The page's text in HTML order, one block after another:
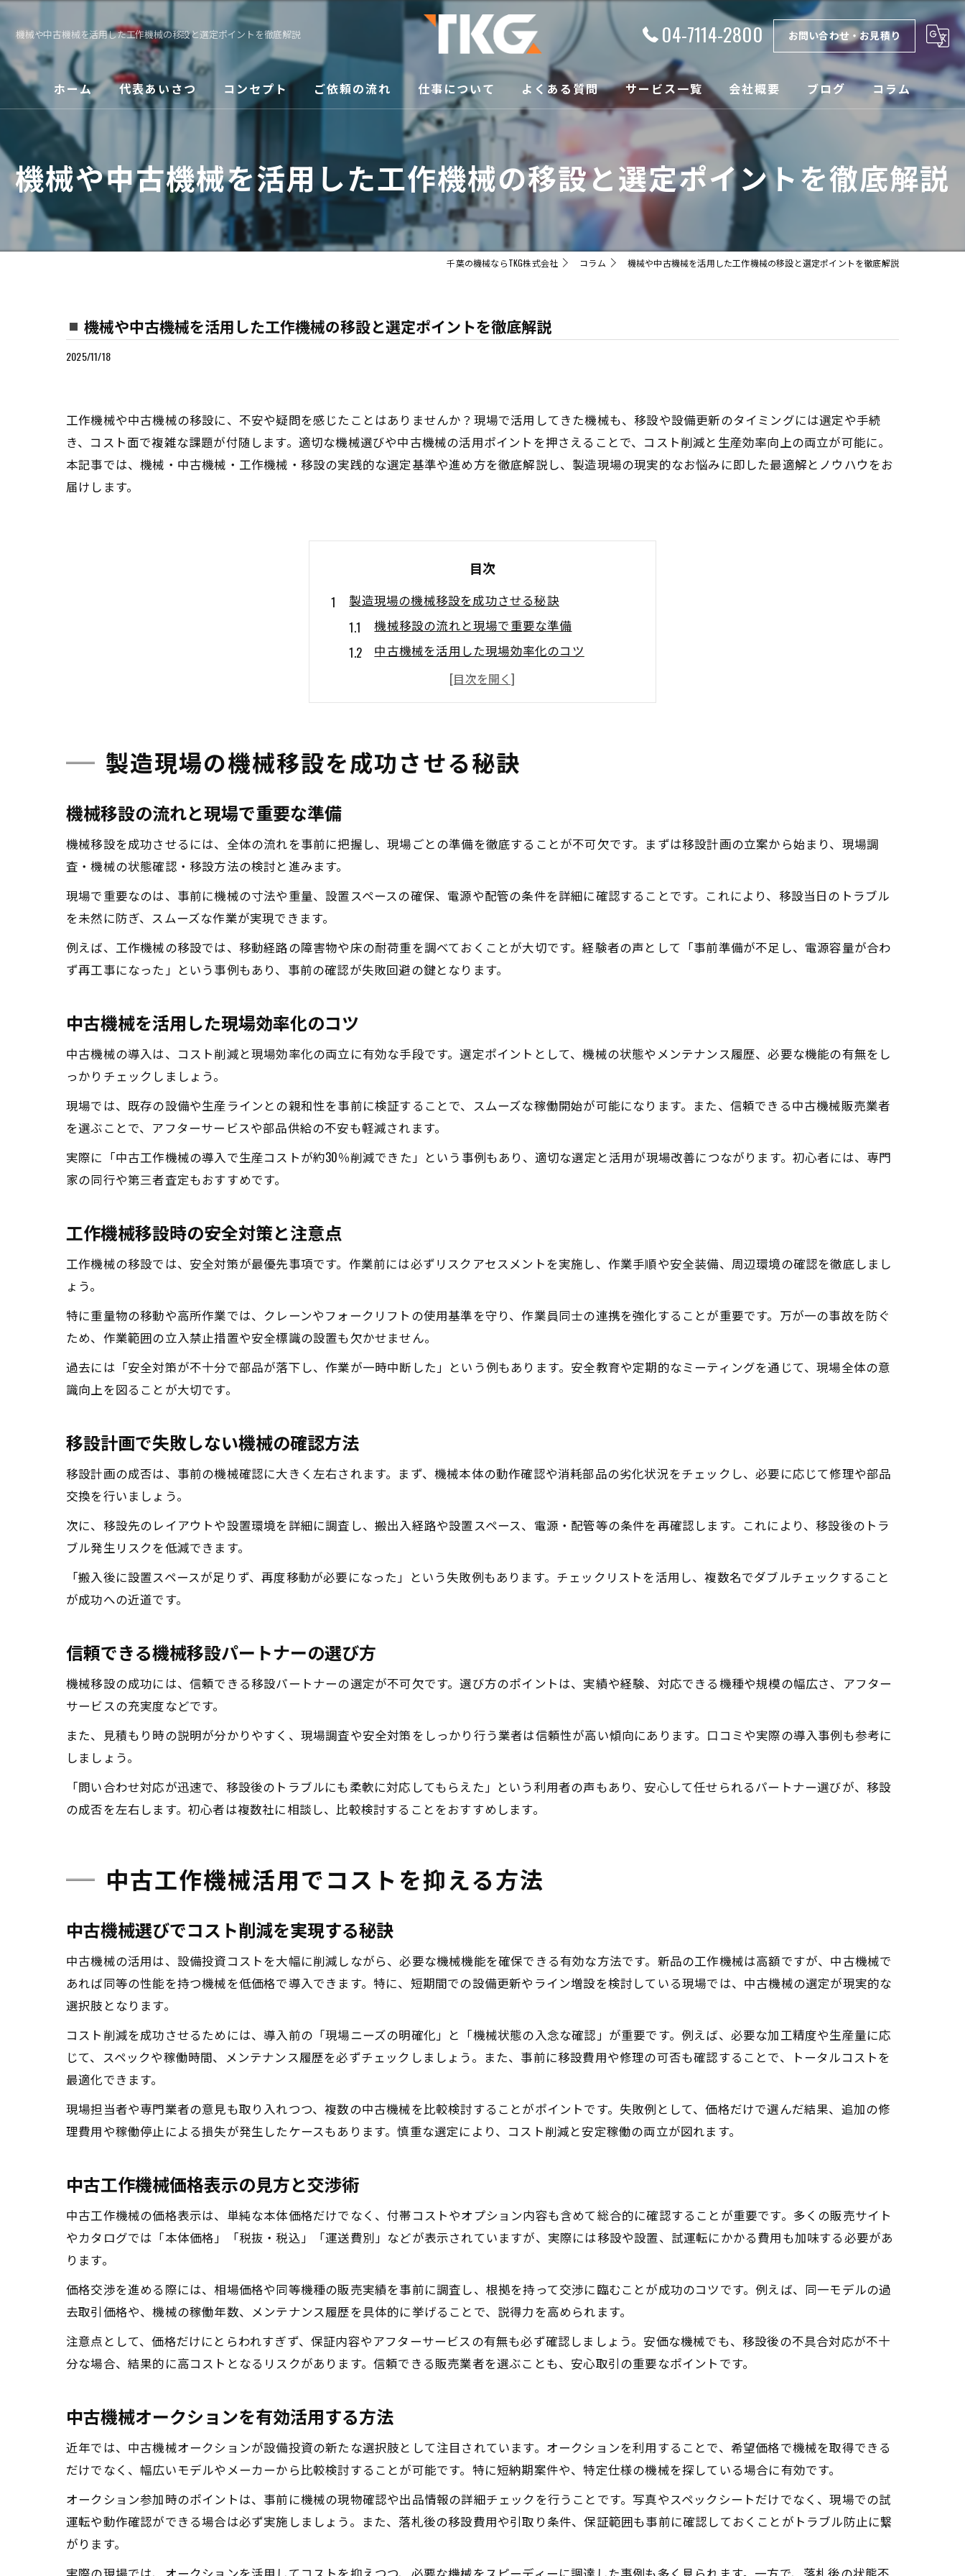
機械や中古機械を活用した工作機械の移設と選定ポイントを徹底解説 04-7114-2800 お問い合わせ・お見積り
ホーム 代表あいさつ コンセプト ご依頼の流れ 仕事について よくある質問 サービス一覧
買取
メンテナンス
会社概要
漫画特集
ブログ コラム
機械や中古機械を活用した工作機械の移設と選定ポイントを徹底解説
千葉の機械ならTKG株式会社 コラム 機械や中古機械を活用した工作機械の移設と選定ポイントを徹底解説
機械や中古機械を活用した工作機械の移設と選定ポイントを徹底解説
2025/11/18
工作機械や中古機械の移設に、不安や疑問を感じたことはありませんか？現場で活用してきた機械も、移設や設備更新のタイミングには選定や手続
き、コスト面で複雑な課題が付随します。適切な機械選びや中古機械の活用ポイントを押さえることで、コスト削減と生産効率向上の両立が可能に。
本記事では、機械・中古機械・工作機械・移設の実践的な選定基準や進め方を徹底解説し、製造現場の現実的なお悩みに即した最適解とノウハウをお
届けします。
目次
製造現場の機械移設を成功させる秘訣
機械移設の流れと現場で重要な準備
中古機械を活用した現場効率化のコツ
工作機械移設時の安全対策と注意点
移設計画で失敗しない機械の確認方法
中古工作機械活用でコストを抑える方法
中古機械選びでコスト削減を実現する秘訣
工作機械中古販売で安心取引を進めるポイント
移設時に押さえるべき機械選定の極意
現場ニーズに応じた機械性能の見極め方
中古機械の状態チェックと品質確認ポイント
効率的な機械移設を実現するポイント
中古機械と新規機械の移設ポイントを比較
現場で起こりやすいトラブルと対処法
移設時のスケジュール管理と進行のコツ
中古工作機械でのコストパフォーマンス最大化
中古機械のメンテナンスが生産性に与える影響
中古機械選定で押さえたい基本チェック項目
現場で失敗しない中古機械選びの注意点
製造現場の機械移設を成功させる秘訣
機械移設の流れと現場で重要な準備
機械移設を成功させるには、全体の流れを事前に把握し、現場ごとの準備を徹底することが不可欠です。まずは移設計画の立案から始まり、現場調
査・機械の状態確認・移設方法の検討と進みます。
現場で重要なのは、事前に機械の寸法や重量、設置スペースの確保、電源や配管の条件を詳細に確認することです。これにより、移設当日のトラブル
を未然に防ぎ、スムーズな作業が実現できます。
例えば、工作機械の移設では、移動経路の障害物や床の耐荷重を調べておくことが大切です。経験者の声として「事前準備が不足し、電源容量が合わ
ず再工事になった」という事例もあり、事前の確認が失敗回避の鍵となります。
中古機械を活用した現場効率化のコツ
中古機械の導入は、コスト削減と現場効率化の両立に有効な手段です。選定ポイントとして、機械の状態やメンテナンス履歴、必要な機能の有無をし
っかりチェックしましょう。
現場では、既存の設備や生産ラインとの親和性を事前に検証することで、スムーズな稼働開始が可能になります。また、信頼できる中古機械販売業者
を選ぶことで、アフターサービスや部品供給の不安も軽減されます。
実際に「中古工作機械の導入で生産コストが約30％削減できた」という事例もあり、適切な選定と活用が現場改善につながります。初心者には、専門
家の同行や第三者査定もおすすめです。
工作機械移設時の安全対策と注意点
工作機械の移設では、安全対策が最優先事項です。作業前には必ずリスクアセスメントを実施し、作業手順や安全装備、周辺環境の確認を徹底しまし
ょう。
特に重量物の移動や高所作業では、クレーンやフォークリフトの使用基準を守り、作業員同士の連携を強化することが重要です。万が一の事故を防ぐ
ため、作業範囲の立入禁止措置や安全標識の設置も欠かせません。
過去には「安全対策が不十分で部品が落下し、作業が一時中断した」という例もあります。安全教育や定期的なミーティングを通じて、現場全体の意
識向上を図ることが大切です。
移設計画で失敗しない機械の確認方法
移設計画の成否は、事前の機械確認に大きく左右されます。まず、機械本体の動作確認や消耗部品の劣化状況をチェックし、必要に応じて修理や部品
交換を行いましょう。
次に、移設先のレイアウトや設置環境を詳細に調査し、搬出入経路や設置スペース、電源・配管等の条件を再確認します。これにより、移設後のトラ
ブル発生リスクを低減できます。
「搬入後に設置スペースが足りず、再度移動が必要になった」という失敗例もあります。チェックリストを活用し、複数名でダブルチェックすること
が成功への近道です。
信頼できる機械移設パートナーの選び方
機械移設の成功には、信頼できる移設パートナーの選定が不可欠です。選び方のポイントは、実績や経験、対応できる機種や規模の幅広さ、アフター
サービスの充実度などです。
また、見積もり時の説明が分かりやすく、現場調査や安全対策をしっかり行う業者は信頼性が高い傾向にあります。口コミや実際の導入事例も参考に
しましょう。
「問い合わせ対応が迅速で、移設後のトラブルにも柔軟に対応してもらえた」という利用者の声もあり、安心して任せられるパートナー選びが、移設
の成否を左右します。初心者は複数社に相談し、比較検討することをおすすめします。
中古工作機械活用でコストを抑える方法
中古機械選びでコスト削減を実現する秘訣
中古機械の活用は、設備投資コストを大幅に削減しながら、必要な機械機能を確保できる有効な方法です。新品の工作機械は高額ですが、中古機械で
あれば同等の性能を持つ機械を低価格で導入できます。特に、短期間での設備更新やライン増設を検討している現場では、中古機械の選定が現実的な
選択肢となります。
コスト削減を成功させるためには、導入前の「現場ニーズの明確化」と「機械状態の入念な確認」が重要です。例えば、必要な加工精度や生産量に応
じて、スペックや稼働時間、メンテナンス履歴を必ずチェックしましょう。また、事前に移設費用や修理の可否も確認することで、トータルコストを
最適化できます。
現場担当者や専門業者の意見も取り入れつつ、複数の中古機械を比較検討することがポイントです。失敗例として、価格だけで選んだ結果、追加の修
理費用や稼働停止による損失が発生したケースもあります。慎重な選定により、コスト削減と安定稼働の両立が図れます。
中古工作機械価格表示の見方と交渉術
中古工作機械の価格表示は、単純な本体価格だけでなく、付帯コストやオプション内容も含めて総合的に確認することが重要です。多くの販売サイト
やカタログでは「本体価格」「税抜・税込」「運送費別」などが表示されていますが、実際には移設や設置、試運転にかかる費用も加味する必要があ
ります。
価格交渉を進める際には、相場価格や同等機種の販売実績を事前に調査し、根拠を持って交渉に臨むことが成功のコツです。例えば、同一モデルの過
去取引価格や、機械の稼働年数、メンテナンス履歴を具体的に挙げることで、説得力を高められます。
注意点として、価格だけにとらわれすぎず、保証内容やアフターサービスの有無も必ず確認しましょう。安価な機械でも、移設後の不具合対応が不十
分な場合、結果的に高コストとなるリスクがあります。信頼できる販売業者を選ぶことも、安心取引の重要なポイントです。
中古機械オークションを有効活用する方法
近年では、中古機械オークションが設備投資の新たな選択肢として注目されています。オークションを利用することで、希望価格で機械を取得できる
だけでなく、幅広いモデルやメーカーから比較検討することが可能です。特に短納期案件や、特定仕様の機械を探している場合に有効です。
オークション参加時のポイントは、事前に機械の現物確認や出品情報の詳細チェックを行うことです。写真やスペックシートだけでなく、現場での試
運転や動作確認ができる場合は必ず実施しましょう。また、落札後の移設費用や引取り条件、保証範囲も事前に確認しておくことがトラブル防止に繋
がります。